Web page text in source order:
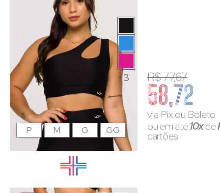
+3 R$ 77,67
58,72
via Pix ou Boleto
ou em até10xde
cartões
P M G GG